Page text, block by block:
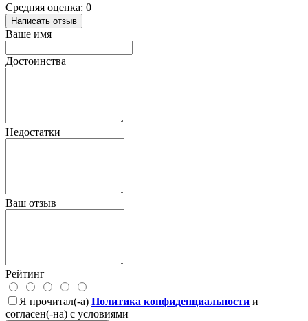
Средняя оценка: 0
Написать отзыв
Ваше имя
Достоинства
Недостатки
Ваш отзыв
Рейтинг
Я прочитал(-а) Политика конфиденциальности и
согласен(-на) с условиями